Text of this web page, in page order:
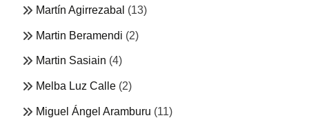
Martín Agirrezabal (13)
Martin Beramendi (2)
Martin Sasiain (4)
Melba Luz Calle (2)
Miguel Ángel Aramburu (11)